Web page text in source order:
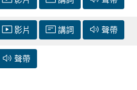
影片 講詞 聲帶
聲帶